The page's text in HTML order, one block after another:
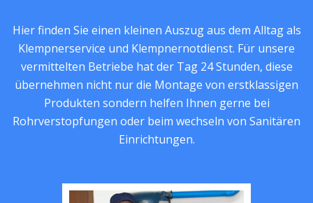
Hier finden Sie einen kleinen Auszug aus dem Alltag als
Klempnerservice und Klempnernotdienst. Für unsere
vermittelten Betriebe hat der Tag 24 Stunden, diese
übernehmen nicht nur die Montage von erstklassigen
Produkten sondern helfen Ihnen gerne bei
Rohrverstopfungen oder beim wechseln von Sanitären
Einrichtungen.